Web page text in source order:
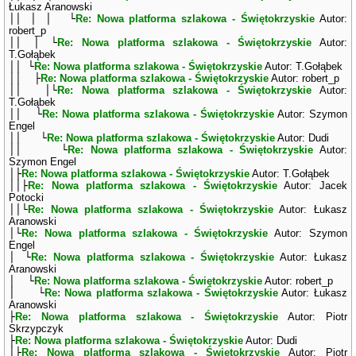
Łukasz Aranowski
││ │ │ └Re: Nowa platforma szlakowa - ŚwiętokrzyskieAutor:
robert_p
││ │ └Re: Nowa platforma szlakowa - Świętokrzyskie Autor:
T.Gołąbek
││ └Re: Nowa platforma szlakowa - Świętokrzyskie Autor: T.Gołąbek
││ ├Re: Nowa platforma szlakowa - Świętokrzyskie Autor: robert_p
││ │└Re: Nowa platforma szlakowa - Świętokrzyskie Autor:
T.Gołąbek
││ └Re: Nowa platforma szlakowa - ŚwiętokrzyskieAutor: Szymon
Engel
││ └Re: Nowa platforma szlakowa - Świętokrzyskie Autor: Dudi
││ └Re: Nowa platforma szlakowa - Świętokrzyskie Autor:
Szymon Engel
│├Re: Nowa platforma szlakowa - Świętokrzyskie Autor: T.Gołąbek
││├Re: Nowa platforma szlakowa - Świętokrzyskie Autor: Jacek
Potocki
││└Re: Nowa platforma szlakowa - Świętokrzyskie Autor: Łukasz
Aranowski
│└Re: Nowa platforma szlakowa - Świętokrzyskie Autor: Szymon
Engel
│ └Re: Nowa platforma szlakowa - Świętokrzyskie Autor: Łukasz
Aranowski
│ └Re: Nowa platforma szlakowa - Świętokrzyskie Autor: robert_p
│ └Re: Nowa platforma szlakowa - ŚwiętokrzyskieAutor: Łukasz
Aranowski
├Re: Nowa platforma szlakowa - Świętokrzyskie Autor: Piotr
Skrzypczyk
├Re: Nowa platforma szlakowa - Świętokrzyskie Autor: Dudi
│├Re: Nowa platforma szlakowa - Świętokrzyskie Autor: Piotr